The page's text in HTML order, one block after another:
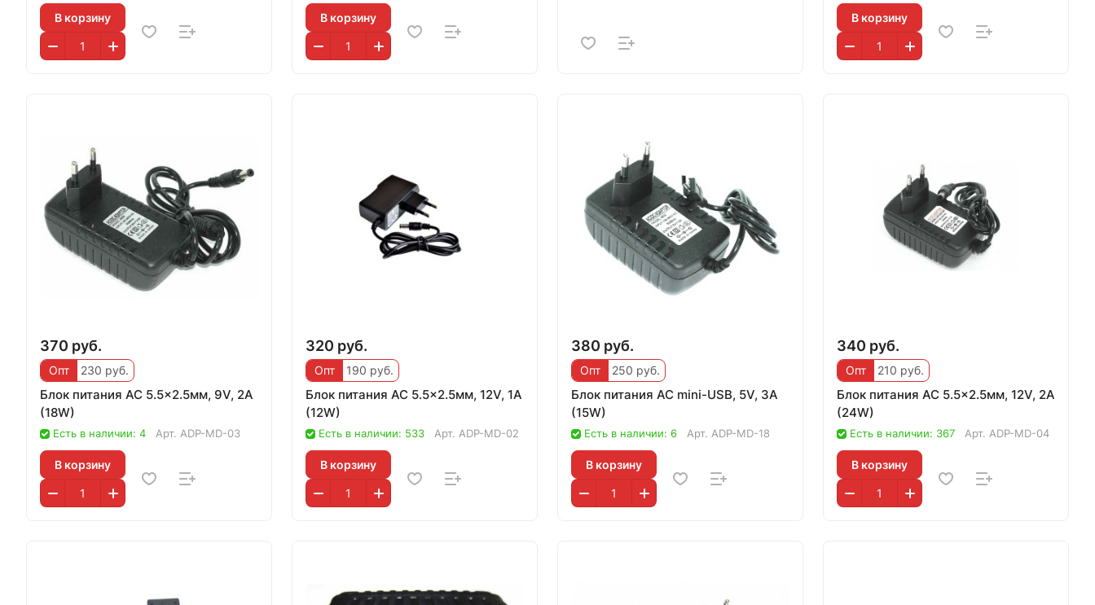
В корзину В корзину В корзину
370 руб.
Опт 230 руб.
Блок питания AC 5.5x2.5мм, 9V, 2A
(18W)
Есть в наличии: 4 Арт. ADP-MD-03
В корзину
320 руб.
Опт 190 руб.
Блок питания AC 5.5x2.5мм, 12V, 1A
(12W)
Есть в наличии: 533 Арт. ADP-MD-02
В корзину
380 руб.
Опт 250 руб.
Блок питания AC mini-USB, 5V, 3A
(15W)
Есть в наличии: 6 Арт. ADP-MD-18
В корзину
340 руб.
Опт 210 руб.
Блок питания AC 5.5x2.5мм, 12V, 2A
(24W)
Есть в наличии: 367 Арт. ADP-MD-04
В корзину